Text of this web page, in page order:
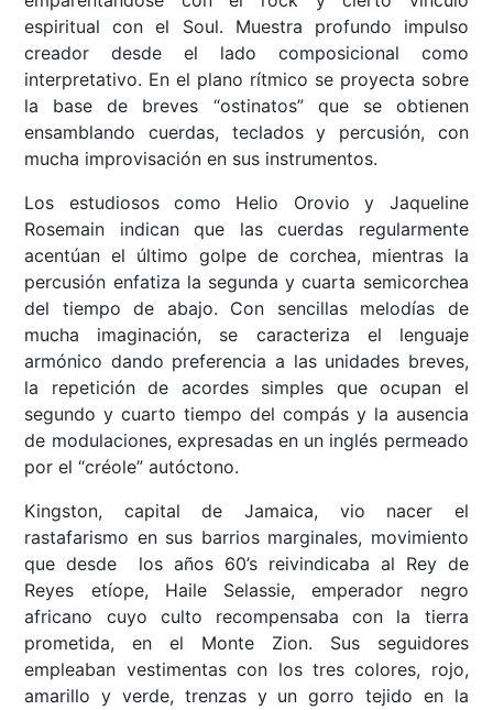
espiritual con el Soul. Muestra profundo impulso
creador desde el lado composicional como
interpretativo. En el plano rítmico se proyecta sobre
la base de breves “ostinatos” que se obtienen
ensamblando cuerdas, teclados y percusión, con
mucha improvisación en sus instrumentos.
Los estudiosos como Helio Orovio y Jaqueline
Rosemain indican que las cuerdas regularmente
acentúan el último golpe de corchea, mientras la
percusión enfatiza la segunda y cuarta semicorchea
del tiempo de abajo. Con sencillas melodías de
mucha imaginación, se caracteriza el lenguaje
armónico dando preferencia a las unidades breves,
la repetición de acordes simples que ocupan el
segundo y cuarto tiempo del compás y la ausencia
de modulaciones, expresadas en un inglés permeado
por el “créole” autóctono.
Kingston, capital de Jamaica, vio nacer el
rastafarismo en sus barrios marginales, movimiento
que desde los años 60’s reivindicaba al Rey de
Reyes etíope, Haile Selassie, emperador negro
africano cuyo culto recompensaba con la tierra
prometida, en el Monte Zion. Sus seguidores
empleaban vestimentas con los tres colores, rojo,
amarillo y verde, trenzas y un gorro tejido en la